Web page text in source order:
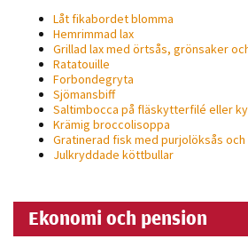
Låt fikabordet blomma
Hemrimmad lax
Grillad lax med örtsås, grönsaker
Ratatouille
Forbondegryta
Sjömansbiff
Saltimbocca på fläsk­ytterfilé eller
Krämig broccolisoppa
Gratinerad fisk med purjolöksås
Julkryddade köttbullar
Ekonomi och pension